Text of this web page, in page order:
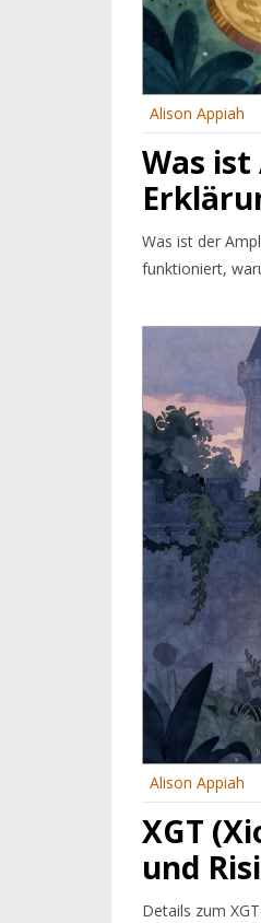
Alison Appiah
Was ist
Was ist der
funktioniert,
Alison Appiah
XGT
und
Details zum